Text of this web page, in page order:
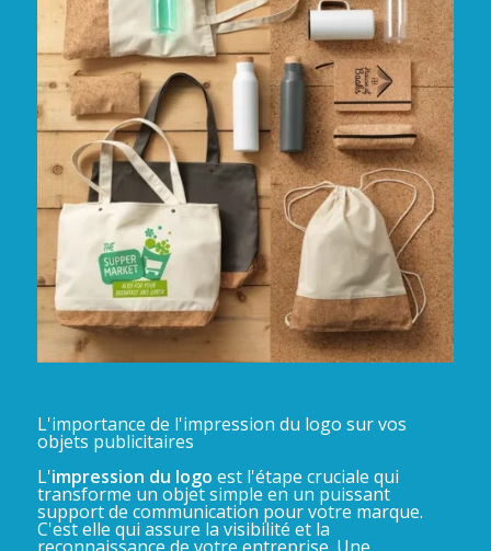
L'importance de l'impression du logo sur vos
objets publicitaires
L'impression du logo est l'étape cruciale qui
transforme un objet simple en un puissant
support de communication pour votre marque.
C'est elle qui assure la visibilité et la